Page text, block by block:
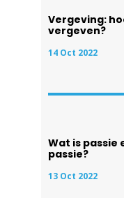
Vergeving:
vergeven?
14 Oct 2022
Wat is passie
passie?
13 Oct 2022